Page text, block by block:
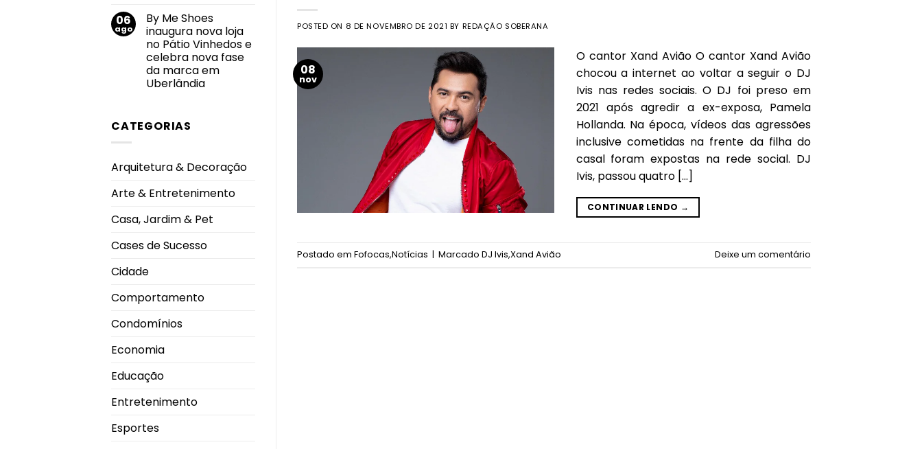
19
DJs
no
Caldas
Rodeo
2026
em
Revista
Soberana
é
reconhecida
pelo
Prêmio
Personalidade
Destaque
06
ago
By Me Shoes
inaugura nova loja
no Pátio Vinhedos e
celebra nova fase
da marca em
Uberlândia
By
Me
loja
Vinhedos
celebra
nova
da
marca
CATEGORIAS
Arquitetura & Decoração
Arte & Entretenimento
Casa, Jardim & Pet
Cases de Sucesso
Cidade
Comportamento
Condomínios
Economia
Educação
Entretenimento
Esportes
POSTED ON 8 DE NOVEMBRO DE 2021 BY REDAÇÃO SOBERANA
08
nov
O cantor Xand Avião O cantor Xand Avião
chocou a internet ao voltar a seguir o DJ
Ivis nas redes sociais. O DJ foi preso em
2021 após agredir a ex-exposa, Pamela
Hollanda. Na época, vídeos das agressões
inclusive cometidas na frente da filha do
casal foram expostas na rede social. DJ
Ivis, passou quatro […]
CONTINUAR LENDO →
Postado em Fofocas,Notícias | Marcado DJ Ivis,Xand Avião Deixe um comentário